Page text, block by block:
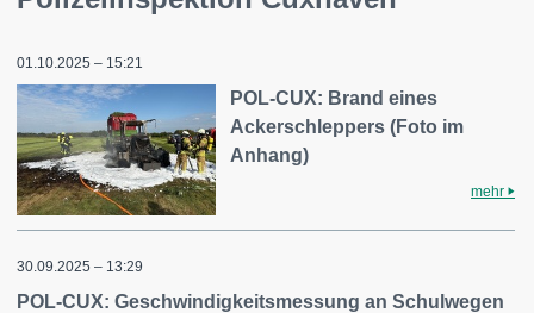
01.10.2025 – 15:21
POL-CUX: Brand eines
Ackerschleppers (Foto im
Anhang)
mehr
30.09.2025 – 13:29
POL-CUX: Geschwindigkeitsmessung an Schulwegen